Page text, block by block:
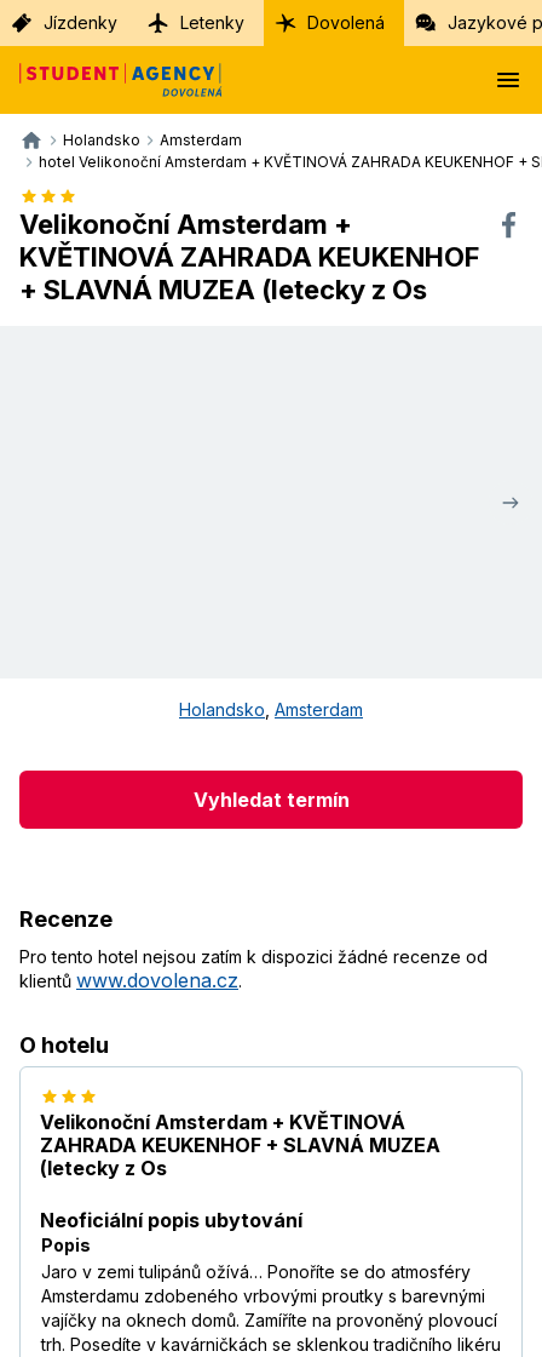
Jízdenky Letenky Dovolená Jazykové
Holandsko
Amsterdam
hotel Velikonoční Amsterdam + KVĚTINOVÁ ZAHRADA KEUKENHOF +
Velikonoční Amsterdam +
KVĚTINOVÁ ZAHRADA KEUKENHOF
+ SLAVNÁ MUZEA (letecky z Os
Holandsko Amsterdam
Vyhledat termín
Recenze
Pro tento hotel nejsou zatím k dispozici žádné recenze od
klientů www.dovolena.cz.
O hotelu
Velikonoční Amsterdam + KVĚTINOVÁ
ZAHRADA KEUKENHOF + SLAVNÁ MUZEA
(letecky z Os
Neoficiální popis ubytování
Popis
Jaro v zemi tulipánů ožívá… Ponoříte se do atmosféry
Amsterdamu zdobeného vrbovými proutky s barevnými
vajíčky na oknech domů. Zamíříte na provoněný plovoucí
trh. Posedíte v kavárničkách se sklenkou tradičního likéru